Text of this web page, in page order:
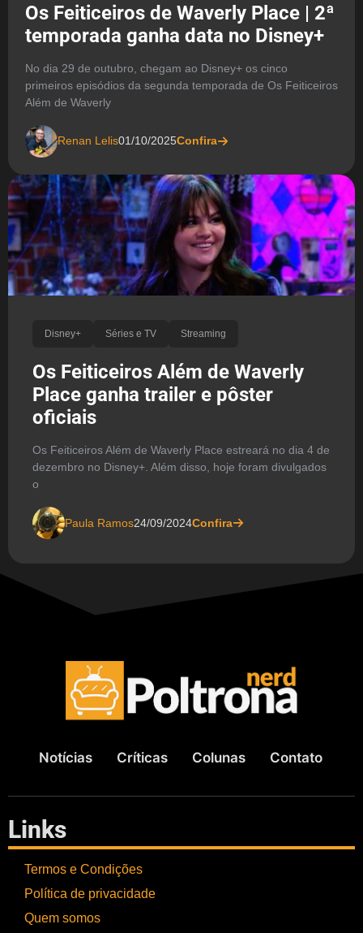
Os Feiticeiros de Waverly Place | 2ª
temporada ganha data no Disney+
No dia 29 de outubro, chegam ao Disney+ os cinco
primeiros episódios da segunda temporada de Os Feiticeiros
Além de Waverly
Renan Lelis01/10/2025Confira
Disney+ Séries e TV Streaming
Os Feiticeiros Além de Waverly
Place ganha trailer e pôster
oficiais
Os Feiticeiros Além de Waverly Place estreará no dia 4 de
dezembro no Disney+. Além disso, hoje foram divulgados
o
Paula Ramos24/09/2024Confira
Notícias Críticas Colunas Contato
Links
Termos e Condições
Política de privacidade
Quem somos